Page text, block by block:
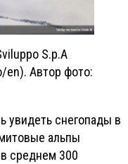
S.p.A
Автор фото:
увидеть снегопады в
альпы
среднем 300